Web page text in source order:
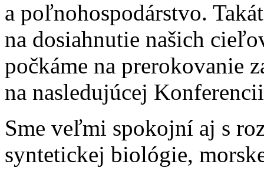
a poľnohospodárstvo.
na dosiahnutie našich
počkáme na prerokovanie
na nasledujúcej
Sme veľmi spokojní aj s
syntetickej biológie,